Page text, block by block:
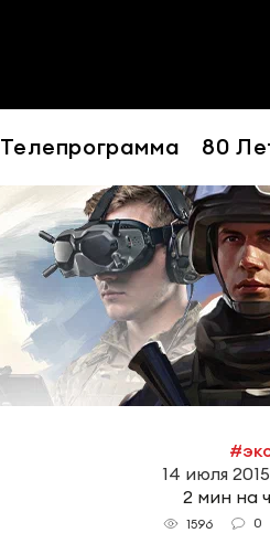
Телепрограмма 80
14 июля
2 мин на
1596 0